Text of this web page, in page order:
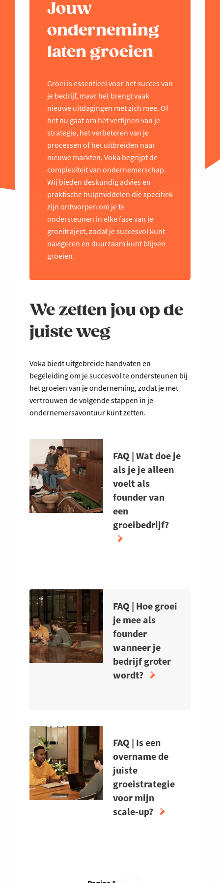
Jouw
onderneming
laten groeien
Groei is essentieel voor het succes van
je bedrijf, maar het brengt vaak
nieuwe uitdagingen met zich mee. Of
het nu gaat om het verfijnen van je
strategie, het verbeteren van je
processen of het uitbreiden naar
nieuwe markten, Voka begrijpt de
complexiteit van ondernemerschap.
Wij bieden deskundig advies en
praktische hulpmiddelen die specifiek
zijn ontworpen om je te
ondersteunen in elke fase van je
groeitraject, zodat je succesvol kunt
navigeren en duurzaam kunt blijven
groeien.
We zetten jou op de
juiste weg
Voka biedt uitgebreide handvaten en
begeleiding om je succesvol te ondersteunen bij
het groeien van je onderneming, zodat je met
vertrouwen de volgende stappen in je
ondernemersavontuur kunt zetten.
FAQ | Wat doe je
als je je alleen
voelt als
founder van
een
groeibedrijf?
WAT
DOE
JE
ALS
JE
JE
ALLEEN
GROEIBEDRIJF?
FAQ | Hoe groei
je mee als
founder
wanneer je
bedrijf groter
wordt?
HOE
GROEI
JE
MEE
ALS
FOUNDER
WANNEER
FAQ | Is een
overname de
juiste
groeistrategie
voor mijn
scale-up?